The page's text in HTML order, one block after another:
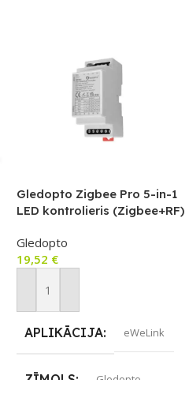
Gledopto Zigbee Pro 5-in-1
LED kontrolieris (Zigbee+RF)
sliediBee II, Hubitat
Elevation, Amazon Zigbee
Home saderīgo) vārteju.
Gledopto
19,52 €
Pievienot Grozam
APLIKĀCIJA eWeLink
ZĪMOLS Gledopto